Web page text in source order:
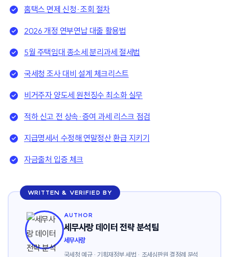
홈택스 면제 신청·조회 절차
2026 개정 연부연납 대출 활용법
5월 주택임대 종소세 분리과세 절세법
국세청 조사 대비 설계 체크리스트
비거주자 양도세 원천징수 최소화 실무
적하 신고 전 상속·증여 과세 리스크 점검
지급명세서 수정해 연말정산 환급 지키기
자금출처 입증 체크
WRITTEN & VERIFIED BY
AUTHOR
세무사랑 데이터 전략 분석팀
세무사랑
국세청 예규 · 기획재정부 세법 · 조세심판원 결정례 분석